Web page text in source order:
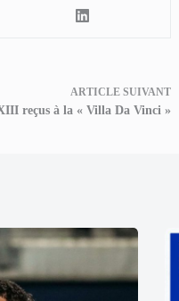
ARTICLESUIVANT
reçus à la « Villa Da Vinci »